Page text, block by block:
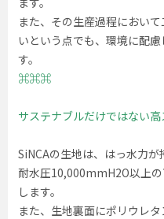
また、その生産過程におい
いという点でも、環境に配
す。
⌘⌘⌘
サステナブルだけではない高
SiNCAの生地は、はっ水力
耐水圧10,000mmH2O以上
します。
また、生地裏面にポリウレ